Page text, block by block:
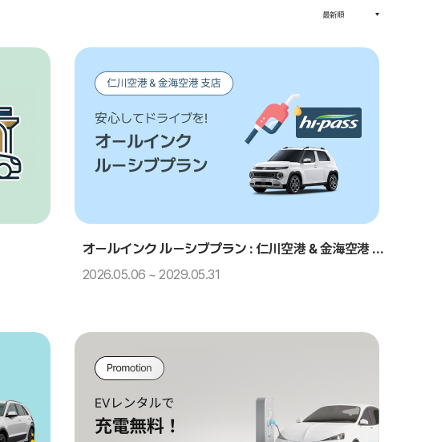
オールインク ルーシブプラン : 仁川空港 & 金海空港 支店
2026.05.06 ~ 2029.05.31